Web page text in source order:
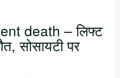
death – लिफ्ट
सोसायटी पर